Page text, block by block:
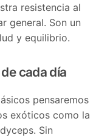
resistencia al
general. Son un
y equilibrio.
cada día
pensaremos
exóticos como la
Sin